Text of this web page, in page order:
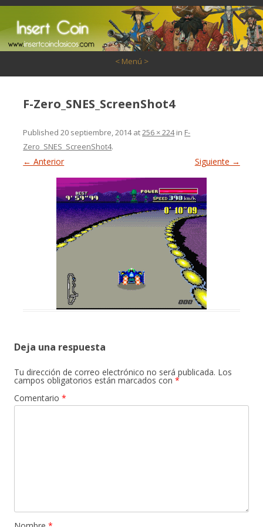
< Menú >
F-Zero_SNES_ScreenShot4
Published20 septiembre, 2014at256 × 224in F-
Zero_SNES_ScreenShot4.
← Anterior Siguiente →
Deja una respuesta
Tu dirección de correo electrónico no será publicada. Los
campos obligatorios están marcados con *
Comentario *